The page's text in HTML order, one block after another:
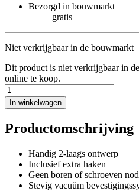
Bezorgd in bouwmarkt
gratis
Niet verkrijgbaar in de bouwmarkt
Dit product is niet verkrijgbaar in
online te koop.
In winkelwagen
Productomschrijving
Handig 2-laags ontwerp
Inclusief extra haken
Geen boren of schroeven
Stevig vacuüm